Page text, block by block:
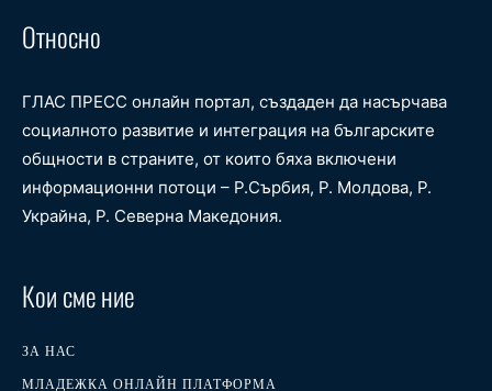
Относно
ГЛАС ПРЕСС онлайн портал, създаден да насърчава
социалното развитие и интеграция на българските
общности в страните, от които бяха включени
информационни потоци – Р.Сърбия, Р. Молдова, Р.
Украйна, Р. Северна Македония.
Кои сме ние
ЗА НАС
МЛАДЕЖКА ОНЛАЙН ПЛАТФОРМА